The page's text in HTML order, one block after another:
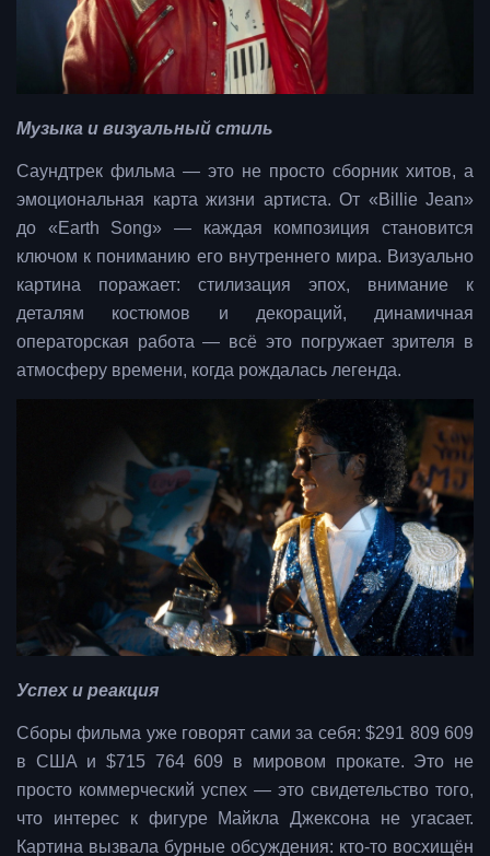
Музыка и визуальный стиль
Саундтрек фильма — это не просто сборник хитов, а
эмоциональная карта жизни артиста. От «Billie Jean»
до «Earth Song» — каждая композиция становится
ключом к пониманию его внутреннего мира. Визуально
картина поражает: стилизация эпох, внимание к
деталям костюмов и декораций, динамичная
операторская работа — всё это погружает зрителя в
атмосферу времени, когда рождалась легенда.
Успех и реакция
Сборы фильма уже говорят сами за себя: $291 809 609
в США и $715 764 609 в мировом прокате. Это не
просто коммерческий успех — это свидетельство того,
что интерес к фигуре Майкла Джексона не угасает.
Картина вызвала бурные обсуждения: кто-то восхищён